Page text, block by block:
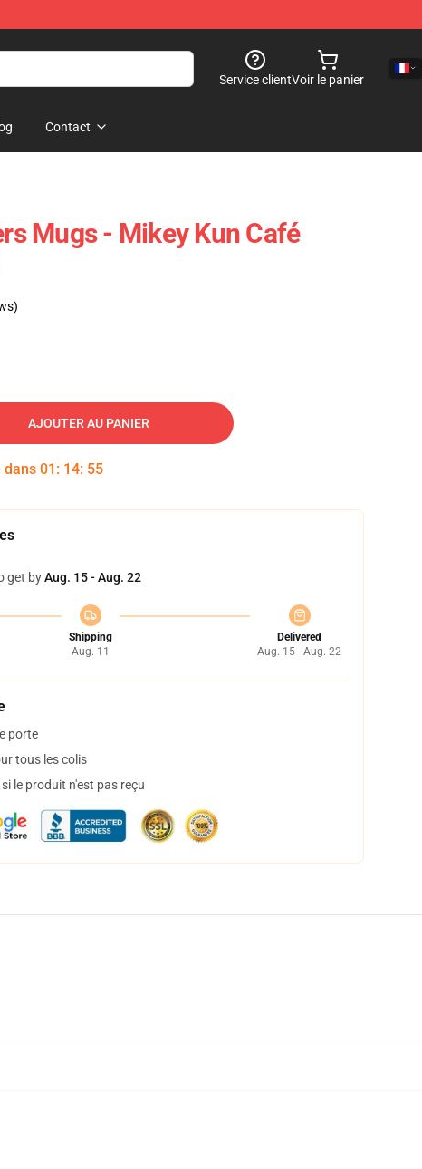
Service clientVoir le panier
Contact
Mugs - Mikey Kun Café
AJOUTER AU PANIER
dans 01 : 14: 55
get byAug. 15 - Aug. 22
Shipping
Aug. 11
Delivered
Aug. 15 - Aug. 22
porte
tous les colis
le produit n'est pas reçu